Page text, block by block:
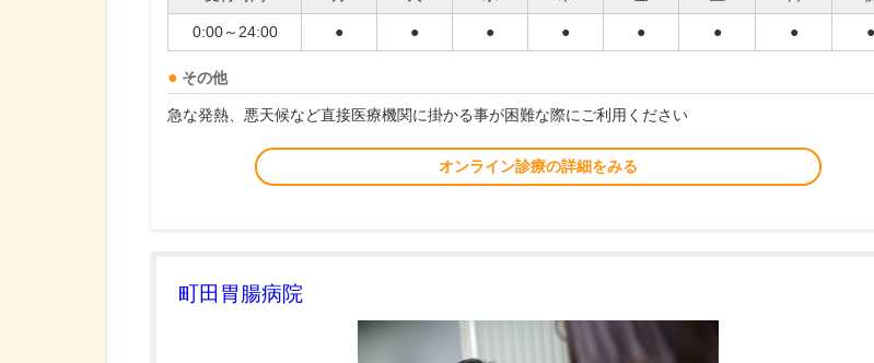
0:00～24:00 ● ● ● ● ● ● ● ●
その他
急な発熱、悪天候など直接医療機関に掛かる事が困難な際にご利用ください
オンライン診療の詳細をみる
町田胃腸病院